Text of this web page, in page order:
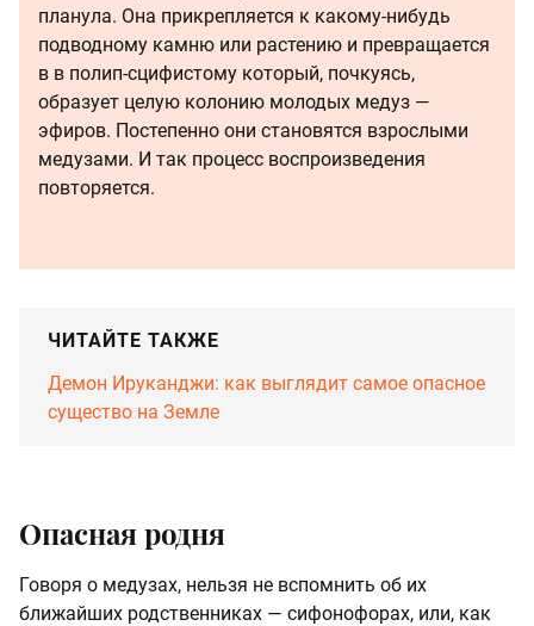
планула. Она прикрепляется к какому-нибудь
подводному камню или растению и превращается
в в полип-сцифистому который, почкуясь,
образует целую колонию молодых медуз —
эфиров. Постепенно они становятся взрослыми
медузами. И так процесс воспроизведения
повторяется.
ЧИТАЙТЕ ТАКЖЕ
Демон Ируканджи: как выглядит самое опасное
существо на Земле
Опасная родня
Говоря о медузах, нельзя не вспомнить об их
ближайших родственниках — сифонофорах, или, как